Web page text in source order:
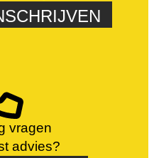
vragen
advies?